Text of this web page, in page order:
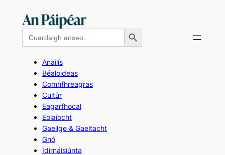
contentSearch
for:
Search Button
Anailís
Béaloideas
Comhfhreagras
Cultúr
Eagarfhocal
Eolaíocht
Gaeilge & Gaeltacht
Gnó
Idirnáisiúnta